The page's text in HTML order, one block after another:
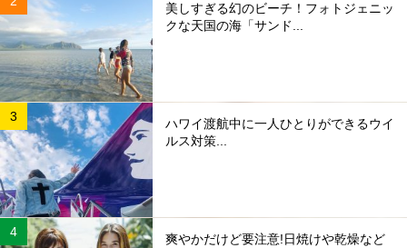
美しすぎる幻のビーチ！フォトジェニッ
クな天国の海「サンド...
ハワイ渡航中に一人ひとりができるウイ
ルス対策...
爽やかだけど要注意!日焼けや乾燥など